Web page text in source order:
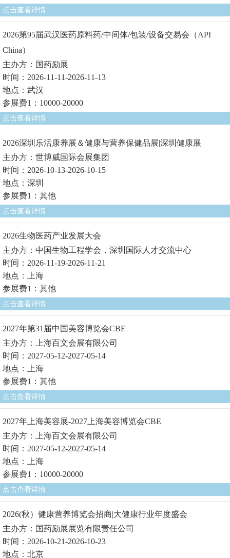
点击查看详情
2026第95届武汉医药原料药/中间体/包装/设备交易会（API
China）
主办方：国药励展
时间：2026-11-11-2026-11-13
地点：武汉
参展费1：10000-20000
点击查看详情
2026深圳乐活康养展＆健康与营养保健品展|深圳健康展
主办方：世博威国际会展集团
时间：2026-10-13-2026-10-15
地点：深圳
参展费1：其他
点击查看详情
2026生物医药产业发展大会
主办方：中国生物工程学会，深圳国际人才交流中心
时间：2026-11-19-2026-11-21
地点：上海
参展费1：其他
点击查看详情
2027年第31届中国美容博览会CBE
主办方：上海百文会展有限公司
时间：2027-05-12-2027-05-14
地点：上海
参展费1：其他
点击查看详情
2027年上海美容展-2027上海美容博览会CBE
主办方：上海百文会展有限公司
时间：2027-05-12-2027-05-14
地点：上海
参展费1：10000-20000
点击查看详情
2026(秋）健康营养博览会招商|大健康行业年度盛会
主办方：国药励展展览有限责任公司
时间：2026-10-21-2026-10-23
地点：北京